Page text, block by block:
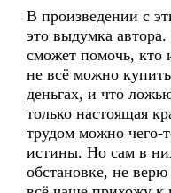
В произведении с
это выдумка
сможет помочь, кто
не всё можно
деньгах, и что
только настоящая
трудом можно чего-
истины. Но сам в
обстановке, не